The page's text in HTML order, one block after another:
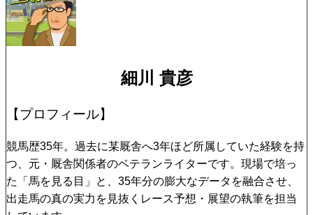
細川 貴彦
【プロフィール】
競馬歴35年。過去に某厩舎へ3年ほど所属していた経験を持
つ、元・厩舎関係者のベテランライターです。現場で培っ
た「馬を見る目」と、35年分の膨大なデータを融合させ、
出走馬の真の実力を見抜くレース予想・展望の執筆を担当